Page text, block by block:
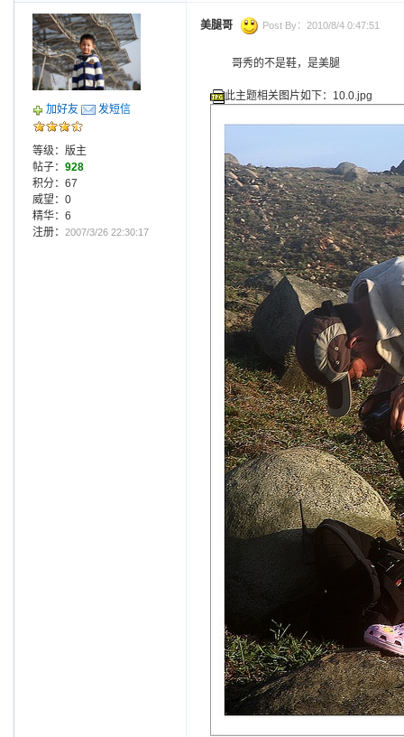
加好友 发短信
等级：版主
帖子： 928
积分：67
威望：0
精华：6
注册： 2007/3/26 22:30:17
美腿哥 Post By：2010/8/4 0:47:51
哥秀的不是鞋，是美腿
此主题相关图片如下：10.0.jpg